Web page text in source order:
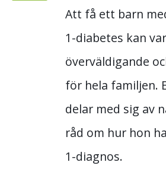
Att få ett barn
1-diabetes kan
överväldigande
för hela familjen.
delar med sig av
råd om hur hon
1-diagnos.